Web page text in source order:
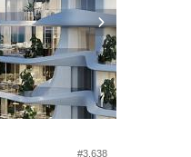
#3.638